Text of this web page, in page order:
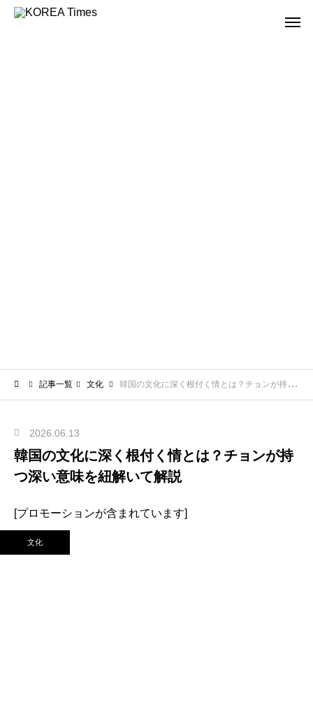
記事一覧 文化 韓国の文化に深く根付く情とは？チョンが持つ深い意味を紐解いて解説
2026.06.13
韓国の文化に深く根付く情とは？チョンが持
つ深い意味を紐解いて解説
[プロモーションが含まれています]
文化